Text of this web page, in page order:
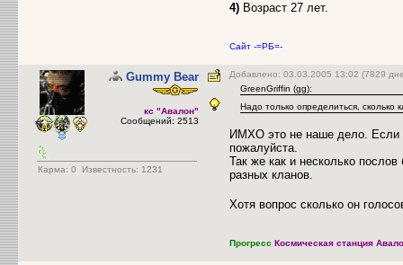
4) Возраст 27 лет.
Сайт -=РБ=-
Gummy Bear
кс "Авалон"
Сообщений: 2513
Карма: 0 Известность: 1231
Добавлено: 03.03.2005 13:02 (7829
GreenGriffin (gg):
Надо только определиться, сколько
ИМХО это не наше дело. Если
пожалуйста.
Так же как и несколько
разных кланов.
Хотя вопрос сколько он
Прогресс Космическая станция